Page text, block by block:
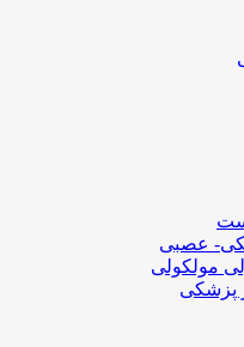
عصبی
مولکولی
پزشکی